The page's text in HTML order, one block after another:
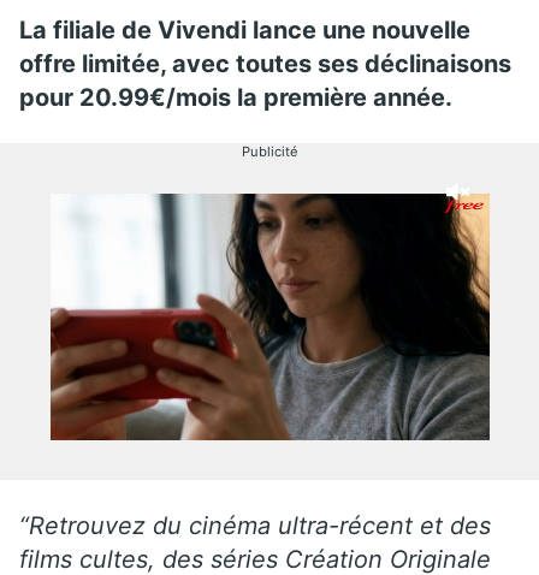
La filiale de Vivendi lance une nouvelle
offre limitée, avec toutes ses déclinaisons
pour 20.99€/mois la première année.
Publicité
“Retrouvez du cinéma ultra-récent et des
films cultes, des séries Création Originale